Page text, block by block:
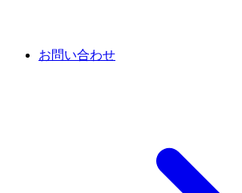
お問い合わせ